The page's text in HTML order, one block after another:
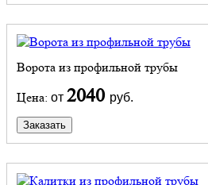
Ворота из профильной трубы
Цена: от 2040 руб.
Заказать